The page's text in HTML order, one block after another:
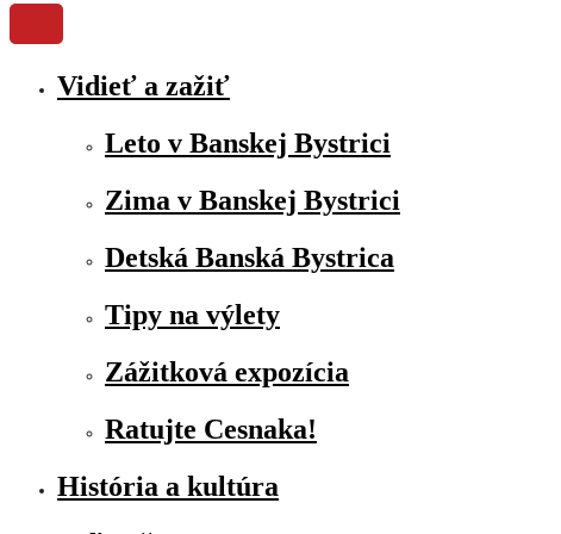
Vidieť a zažiť
Leto v Banskej Bystrici
Zima v Banskej Bystrici
Detská Banská Bystrica
Tipy na výlety
Zážitková expozícia
Ratujte Cesnaka!
História a kultúra